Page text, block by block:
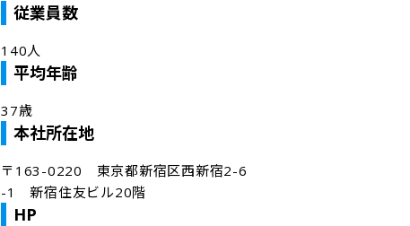
従業員数
140人
平均年齢
37歳
本社所在地
〒163-0220　東京都新宿区西新宿2-6
-1　新宿住友ビル20階
HP